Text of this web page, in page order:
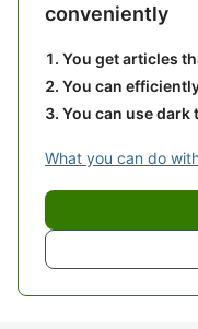
conveniently
You get articles
You can
You can use dark
What you can do